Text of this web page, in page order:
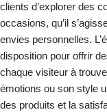
clients d’explorer des
occasions, qu’il
envies personnelles.
disposition pour offrir
chaque visiteur à
émotions ou son style
des produits et la